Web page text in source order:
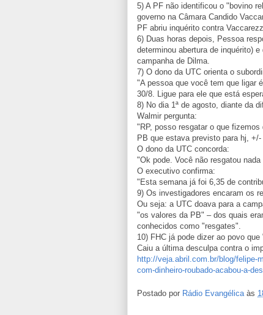
5) A PF não identificou o "bovino
governo na Câmara Candido
PF abriu inquérito contra
6) Duas horas depois, Pessoa
determinou abertura de inquérito)
campanha de Dilma.
7) O dono da UTC orienta o
"A pessoa que você tem que ligar
30/8. Ligue para ele que está
8) No dia 1ª de agosto, diante da
Walmir pergunta:
"RP, posso resgatar o que
PB que estava previsto para hj, +/-
O dono da UTC concorda:
"Ok pode. Você não resgatou nada
O executivo confirma:
"Esta semana já foi 6,35 de
9) Os investigadores encaram os
Ou seja: a UTC doava para a
"os valores da PB" – dos quais
conhecidos como "resgates".
10) FHC já pode dizer ao povo
Caiu a última desculpa contra o
http://veja.abril.com.br/blog/felipe-
com-dinheiro-roubado-acabou-a-
Postado por Rádio Evangélica às